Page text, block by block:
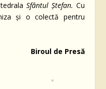
Sfântul Ștefan. Cu
și o colectă pentru
Biroul de Presă